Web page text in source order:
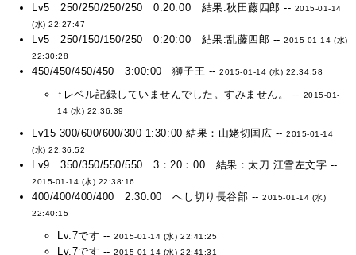
Lv5 250/250/250/250 0:20:00 結果:秋田藤四郎 -- 2015-01-14
(水) 22:27:47
Lv5 250/150/150/250 0:20:00 結果:乱藤四郎 --2015-01-14 (水)
22:30:28
450/450/450/450 3:00:00 獅子王 --2015-01-14 (水) 22:34:58
↑レベル記録していませんでした。すみません。 -- 2015-01-
14 (水) 22:36:39
Lv15 300/600/600/300 1:30:00 結果：山姥切国広 --2015-01-14
(水) 22:36:52
Lv9 350/350/550/550 3：20：00 結果：太刀 江雪左文字 --
2015-01-14 (水) 22:38:16
400/400/400/400 2:30:00 へし切り長谷部 --2015-01-14 (水)
22:40:15
Lv.7です --2015-01-14 (水) 22:41:25
Lv.7です --2015-01-14 (水) 22:41:31